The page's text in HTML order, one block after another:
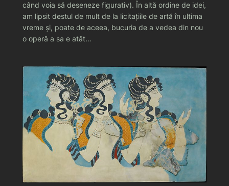
când voia să deseneze figurativ). În altă ordine de idei,
am lipsit destul de mult de la licitațiile de artă în ultima
vreme și, poate de aceea, bucuria de a vedea din nou
o operă a sa e atât…